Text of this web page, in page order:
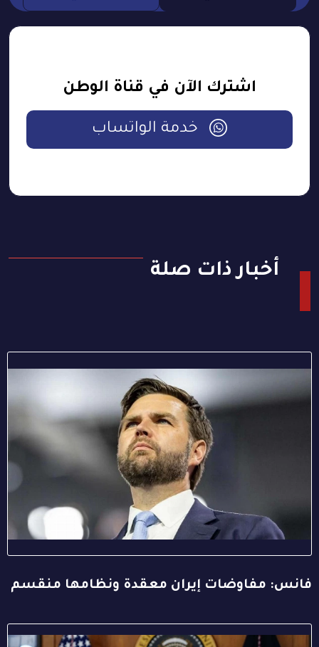
اشترك الآن في قناة الوطن
خدمة الواتساب
أخبار ذات صلة
فانس: مفاوضات إيران معقدة ونظامها منقسم